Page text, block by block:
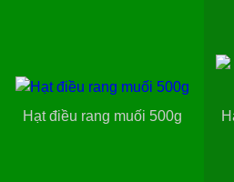
Hạt điều rang muối 500g